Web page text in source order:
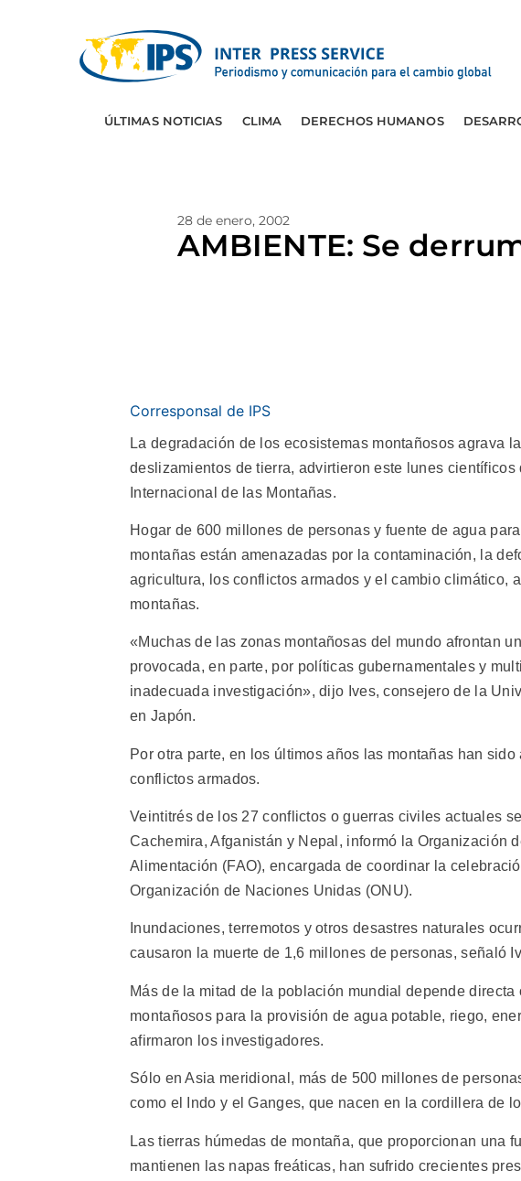
ÚLTIMAS NOTICIAS CLIMA DERECHOS HUMANOS
28 de enero, 2002
AMBIENTE: Se
Corresponsal de IPS
La degradación de los ecosistemas montañosos agrava
deslizamientos de tierra, advirtieron este lunes
Internacional de las Montañas.
Hogar de 600 millones de personas y fuente de agua
montañas están amenazadas por la contaminación, la
agricultura, los conflictos armados y el cambio climático,
montañas.
«Muchas de las zonas montañosas del mundo afrontan
provocada, en parte, por políticas gubernamentales y
inadecuada investigación», dijo Ives, consejero de la
en Japón.
Por otra parte, en los últimos años las montañas han
conflictos armados.
Veintitrés de los 27 conflictos o guerras civiles actuales
Cachemira, Afganistán y Nepal, informó la Organización
Alimentación (FAO), encargada de coordinar la
Organización de Naciones Unidas (ONU).
Inundaciones, terremotos y otros desastres naturales
causaron la muerte de 1,6 millones de personas, señaló
Más de la mitad de la población mundial depende
montañosos para la provisión de agua potable, riego,
afirmaron los investigadores.
Sólo en Asia meridional, más de 500 millones de
como el Indo y el Ganges, que nacen en la cordillera de
Las tierras húmedas de montaña, que proporcionan una
mantienen las napas freáticas, han sufrido crecientes